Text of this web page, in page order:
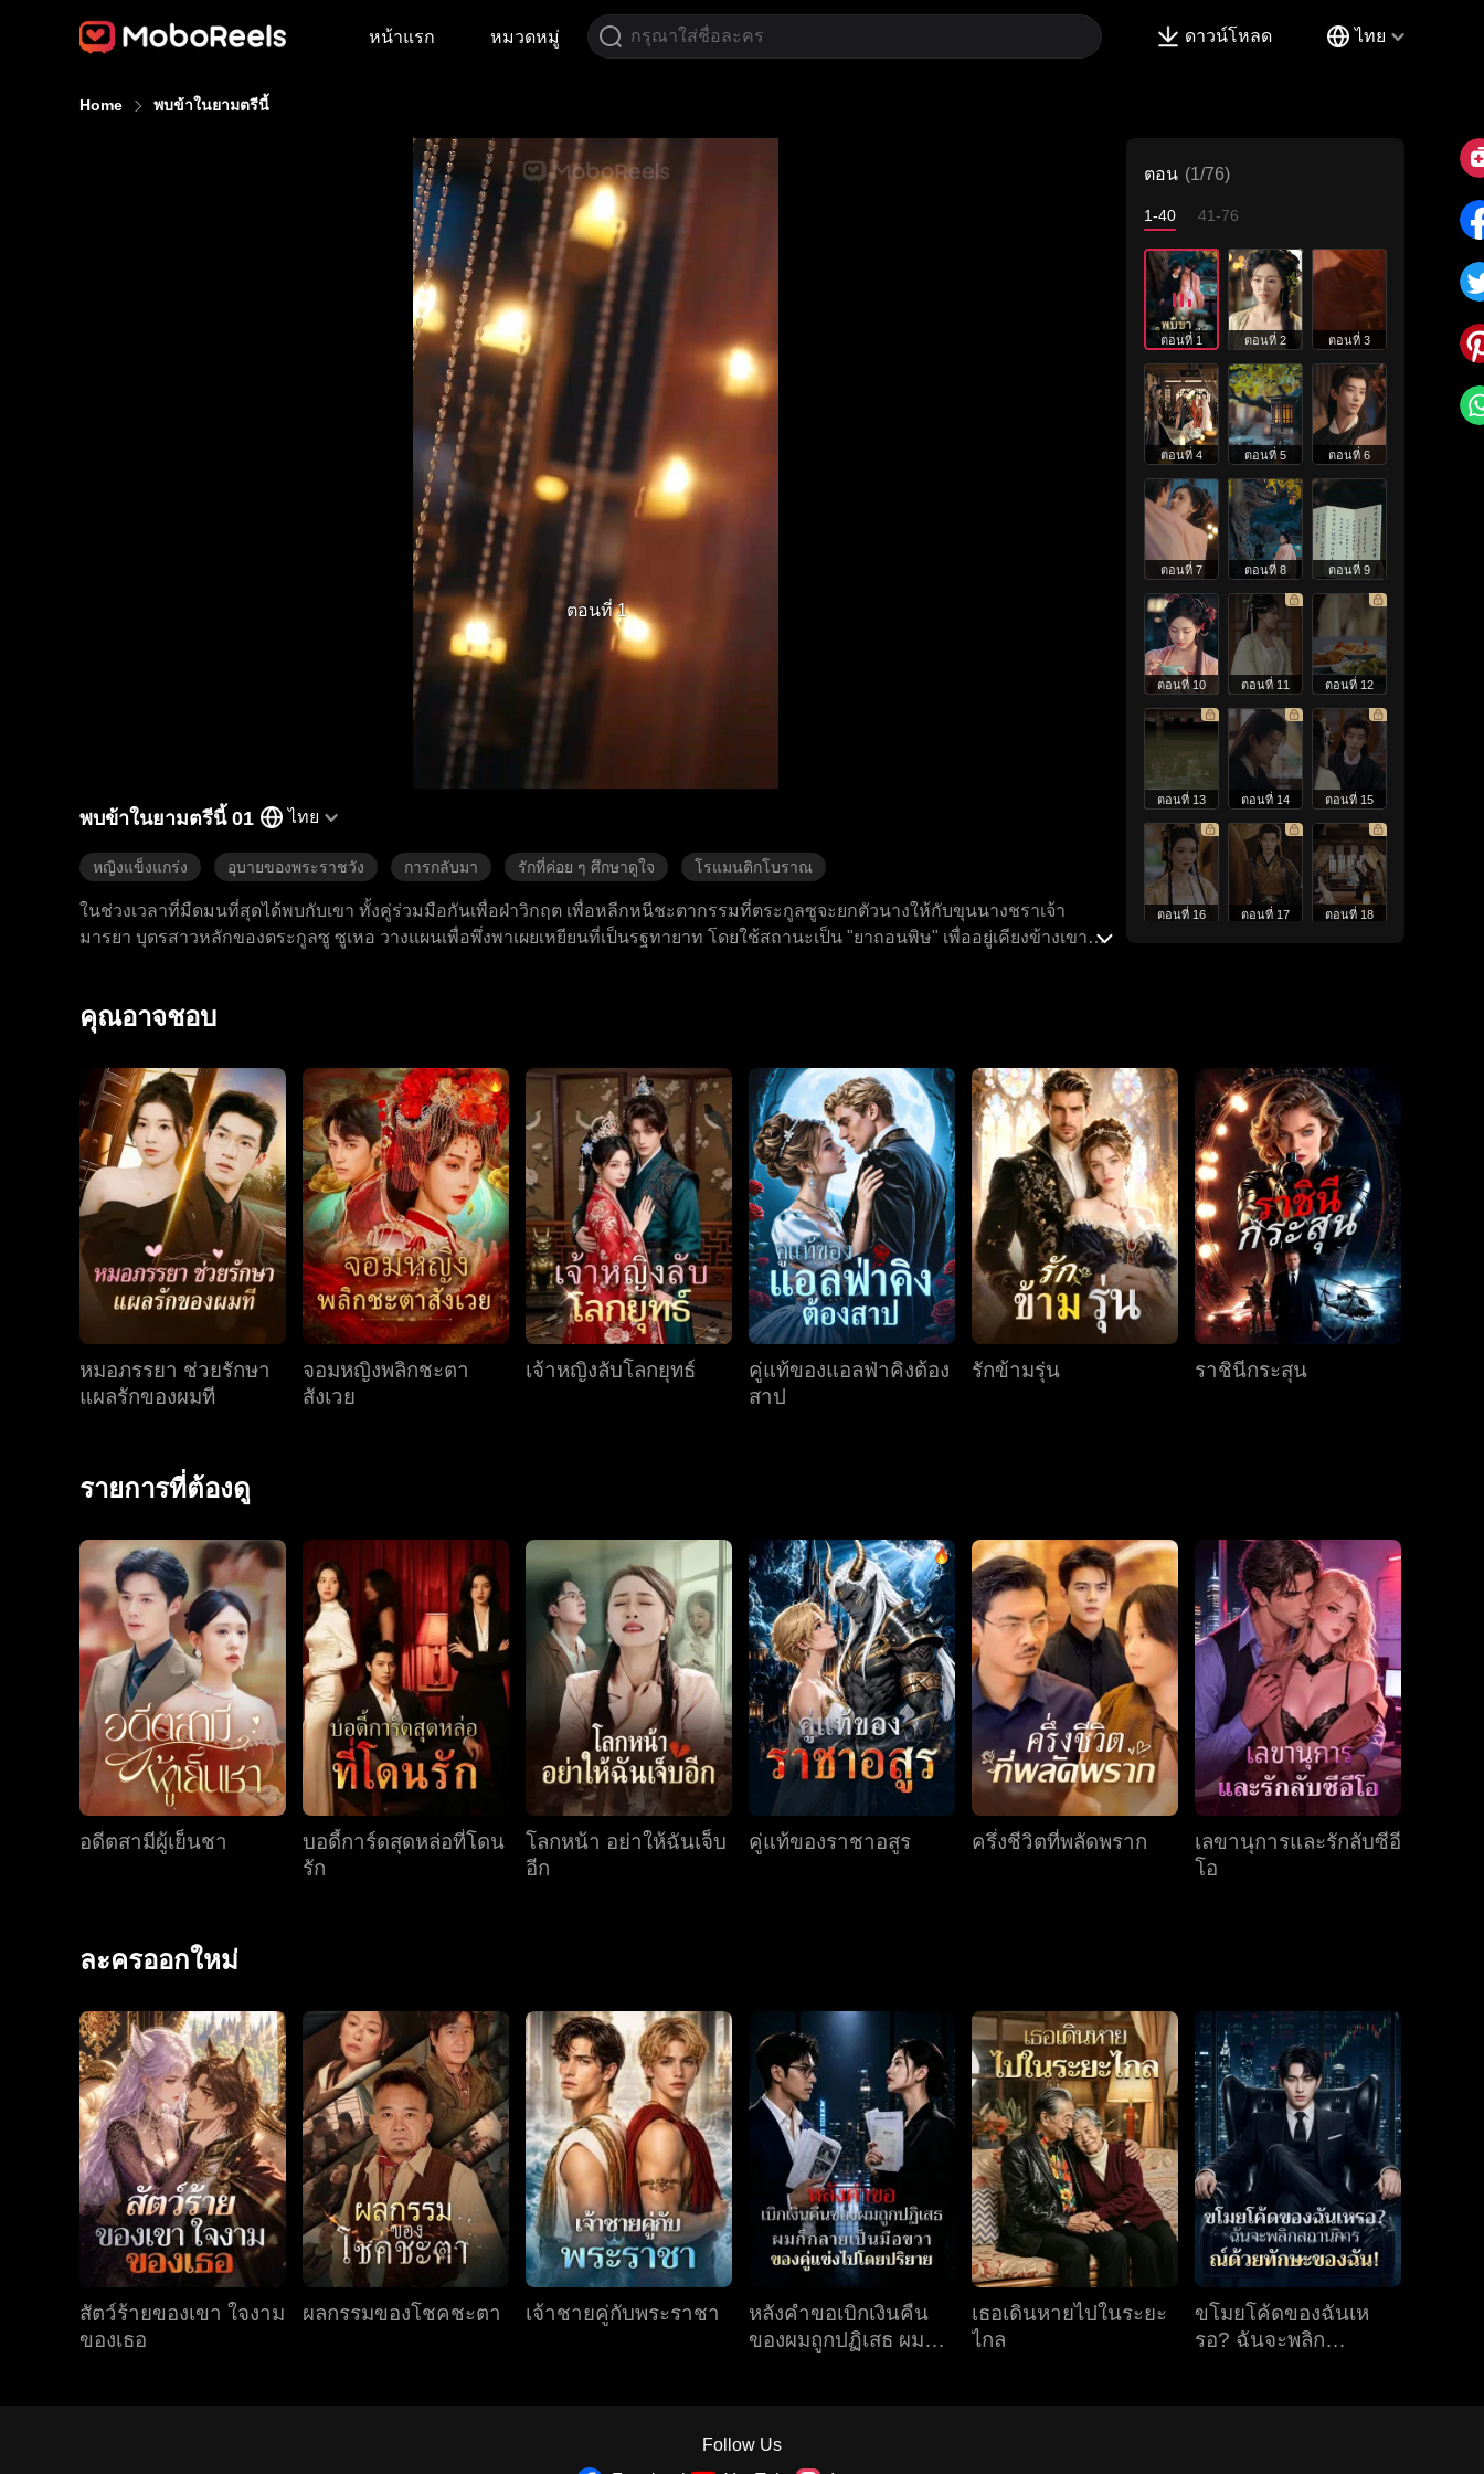
หน้าแรก หมวดหมู่ ดาวน์โหลด ไทย
Home พบข้าในยามตรีนี้
ตอนที่ 1
พบข้าในยามตรีนี้ 01 ไทย
หญิงแข็งแกร่ง อุบายของพระราชวัง การกลับมา รักที่ค่อย ๆ ศึกษาดูใจ โรแมนติกโบราณ
ในช่วงเวลาที่มืดมนที่สุดได้พบกับเขา ทั้งคู่ร่วมมือกันเพื่อฝ่าวิกฤต เพื่อหลีกหนีชะตากรรมที่ตระกูลซูจะยกตัวนางให้กับขุนนางชราเจ้า
มารยา บุตรสาวหลักของตระกูลซู ซูเหอ วางแผนเพื่อพึ่งพาเผยเหยียนที่เป็นรฐทายาท โดยใช้สถานะเป็น "ยาถอนพิษ" เพื่ออยู่เคียงข้างเขา
อิสระ ขณะที่เผยเหยียนต้องเผชิญกับพิษร้ายแรงและกระแสการเมืองที่ซับซ้อน เมื่อความลับของชาติกำเนิดของซูเหอถูกเปิดเผย และความ
สละอำนาจเพื่อปกป้องซูเหอ ในที่สุดท่ามกลางดอกไม้ไฟที่สว่างไสว เขาให้คำมั่นสัญญาว่า "ตลอดชีวิตเราจะเคียงคู่" และจับมือซูเหอที่หลุด
พ้นจากพันธนาการและมีอาชีพของตนเอง ก้าวไปสู่การมีชีวิตคู่ที่ยืนยาวด้วยกัน
ตอน (1/76)
1-40 41-76
ตอนที่ 1 ตอนที่ 2 ตอนที่ 3
ตอนที่ 4 ตอนที่ 5 ตอนที่ 6
ตอนที่ 7 ตอนที่ 8 ตอนที่ 9
ตอนที่ 10 ตอนที่ 11 ตอนที่ 12
ตอนที่ 13 ตอนที่ 14 ตอนที่ 15
ตอนที่ 16 ตอนที่ 17 ตอนที่ 18
ตอนที่ 22 ตอนที่ 23 ตอนที่ 24
ตอนที่ 25 ตอนที่ 26 ตอนที่ 27
ตอนที่ 28 ตอนที่ 29
ตอนที่ 34 ตอนที่ 35 ตอนที่ 36
ตอนที่ 37 ตอนที่ 38 ตอนที่ 39
คุณอาจชอบ
หมอภรรยา ช่วยรักษา
แผลรักของผมที
จอมหญิงพลิกชะตา
สังเวย
เจ้าหญิงลับโลกยุทธ์
คู่แท้ของแอลฟ่าคิงต้อง
สาป
รักข้ามรุ่น ราชินีกระสุน
รายการที่ต้องดู
อดีตสามีผู้เย็นชา
บอดี้การ์ดสุดหล่อที่โดน
รัก
โลกหน้า อย่าให้ฉันเจ็บ
อีก
คู่แท้ของราชาอสูร ครึ่งชีวิตที่พลัดพราก
เลขานุการและรักลับซีอี
โอ
ละครออกใหม่
สัตว์ร้ายของเขา ใจงาม
ของเธอ
ผลกรรมของโชคชะตา เจ้าชายคู่กับพระราชา
หลังคำขอเบิกเงินคืน
ของผมถูกปฏิเสธ ผมก็
เธอเดินหายไปในระยะ
ไกล
ขโมยโค้ดของฉันเห
รอ? ฉันจะพลิก
Follow Us